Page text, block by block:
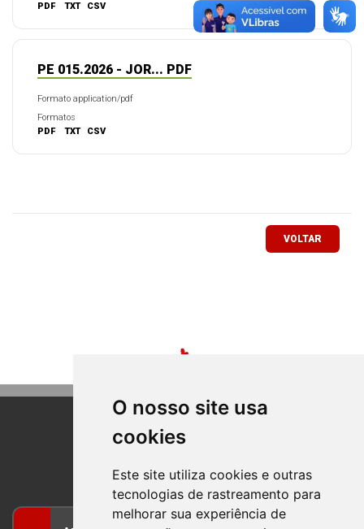
O nosso site usa
cookies
Este site utiliza cookies e outras
tecnologias de rastreamento para
melhorar sua experiência de
PDF
TXT CSV
PE 015.2026 - JOR... PDF
Formato application/pdf
Formatos
PDF
TXT CSV
VOLTAR
BOM PRINCIPIO
RIO GRANDE DO SUL